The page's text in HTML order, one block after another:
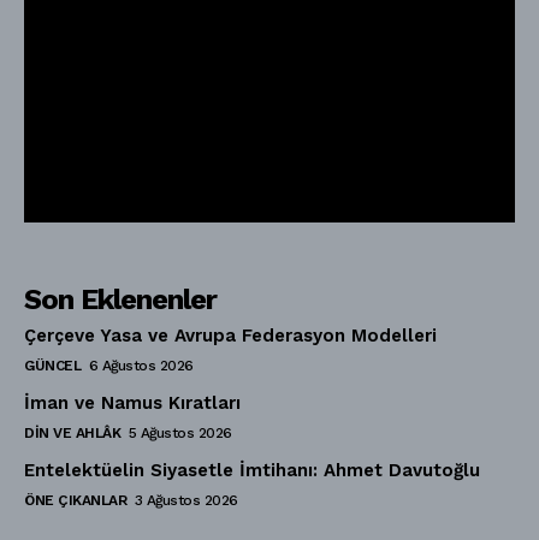
Son Eklenenler
Çerçeve Yasa ve Avrupa Federasyon Modelleri
GÜNCEL 6 Ağustos 2026
İman ve Namus Kıratları
DIN VE AHLÂK 5 Ağustos 2026
Entelektüelin Siyasetle İmtihanı: Ahmet Davutoğlu
ÖNE ÇIKANLAR 3 Ağustos 2026